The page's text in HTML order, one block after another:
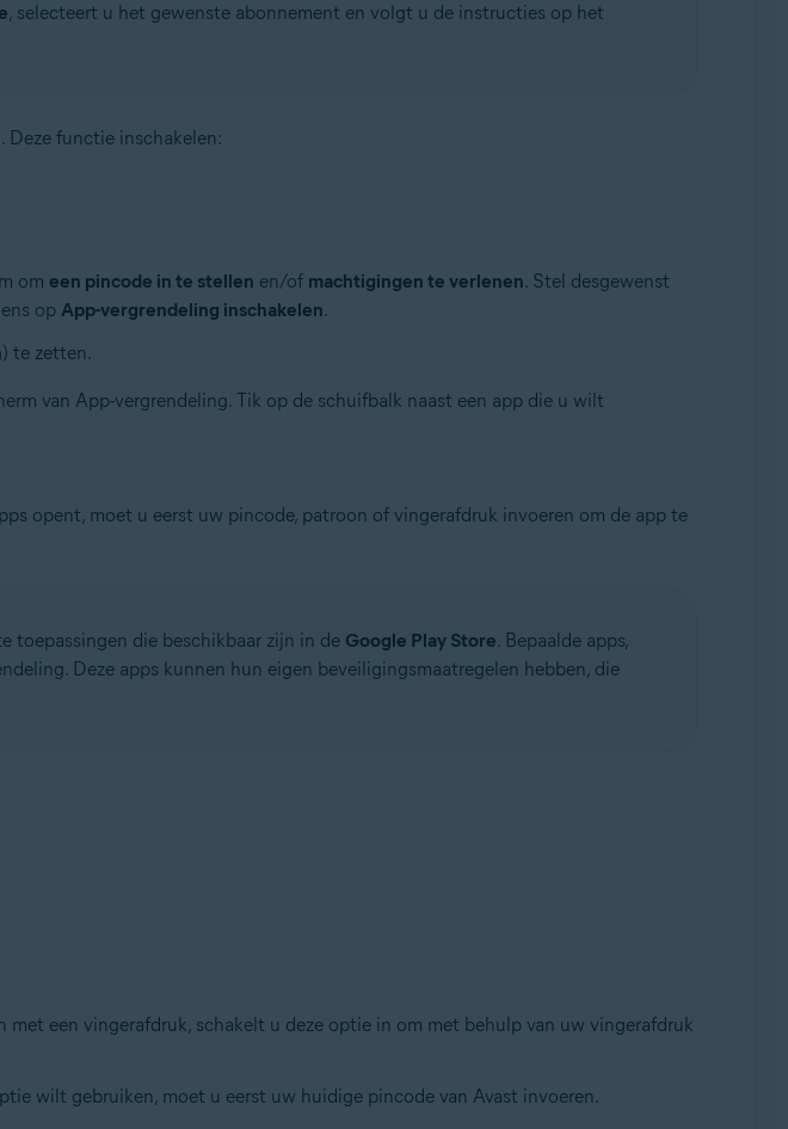
, selecteert u het gewenste abonnement en volgt u de instructies op het
Deze functie inschakelen:
om een pincode in te stellen en/of machtigingen te verlenen. Stel desgewenst
op App-vergrendeling inschakelen.
) te zetten.
van App-vergrendeling. Tik op de schuifbalk naast een app die u wilt
opent, moet u eerst uw pincode, patroon of vingerafdruk invoeren om de app te
toepassingen die beschikbaar zijn in de Google Play Store. Bepaalde apps,
Deze apps kunnen hun eigen beveiligingsmaatregelen hebben, die
een vingerafdruk, schakelt u deze optie in om met behulp van uw vingerafdruk
wilt gebruiken, moet u eerst uw huidige pincode van Avast invoeren.